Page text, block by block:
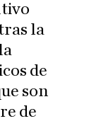
la
de
son
de